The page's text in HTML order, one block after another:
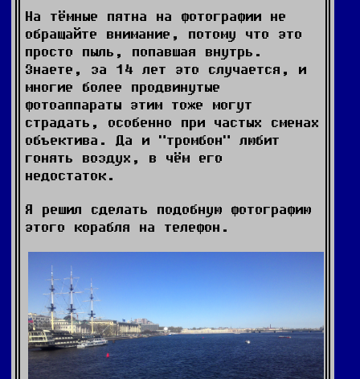
На тёмные пятна на фотографии не
обращайте внимание, потому что это
просто пыль, попавшая внутрь.
Знаете, за 14 лет это случается, и
многие более продвинутые
фотоаппараты этим тоже могут
страдать, особенно при частых сменах
объектива. Да и "тромбон" любит
гонять воздух, в чём его
недостаток.
Я решил сделать подобную фотографию
этого корабля на телефон.